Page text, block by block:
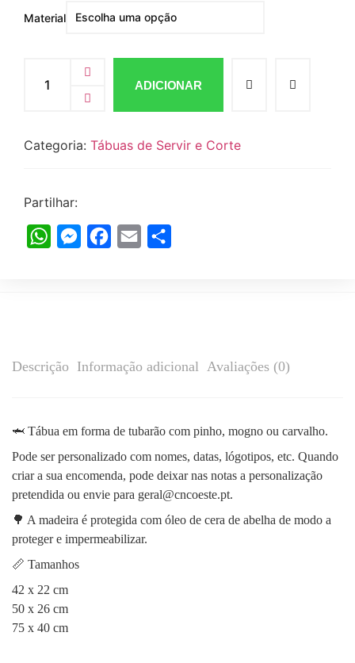
Material
ADICIONAR
Categoria: Tábuas de Servir e Corte
Partilhar:
WhatsAppMessengerFacebook
Email
Descrição Informação adicional Avaliações (0)
🦈 Tábua em forma de tubarão com pinho, mogno ou carvalho.
Pode ser personalizado com nomes, datas, lógotipos, etc. Quando
criar a sua encomenda, pode deixar nas notas a personalização
pretendida ou envie para geral@cncoeste.pt.
🌳 A madeira é protegida com óleo de cera de abelha de modo a
proteger e impermeabilizar.
📏 Tamanhos
42 x 22 cm
50 x 26 cm
75 x 40 cm